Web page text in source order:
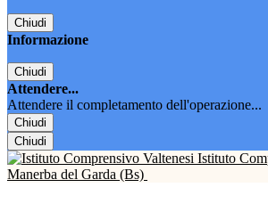
Chiudi
Informazione
Chiudi
Attendere...
Attendere il completamento dell'operazione...
Chiudi
Chiudi
Istituto
Manerba del Garda (Bs)